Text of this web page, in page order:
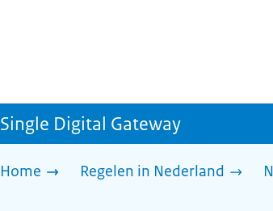
Single Digital Gateway
Home Regelen in Nederland